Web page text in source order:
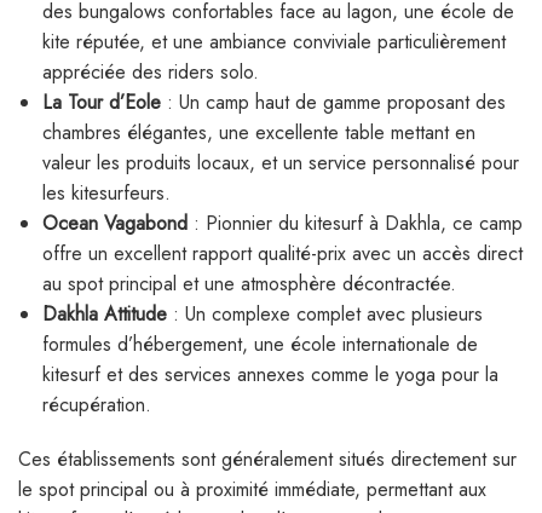
des bungalows confortables face au lagon, une école de
kite réputée, et une ambiance conviviale particulièrement
appréciée des riders solo.
La Tour d’Eole : Un camp haut de gamme proposant des
chambres élégantes, une excellente table mettant en
valeur les produits locaux, et un service personnalisé pour
les kitesurfeurs.
Ocean Vagabond : Pionnier du kitesurf à Dakhla, ce camp
offre un excellent rapport qualité-prix avec un accès direct
au spot principal et une atmosphère décontractée.
Dakhla Attitude : Un complexe complet avec plusieurs
formules d’hébergement, une école internationale de
kitesurf et des services annexes comme le yoga pour la
récupération.
Ces établissements sont généralement situés directement sur
le spot principal ou à proximité immédiate, permettant aux